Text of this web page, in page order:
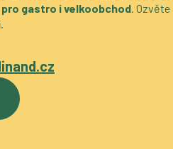
pro gastro i velkoobchod. Ozvěte
.